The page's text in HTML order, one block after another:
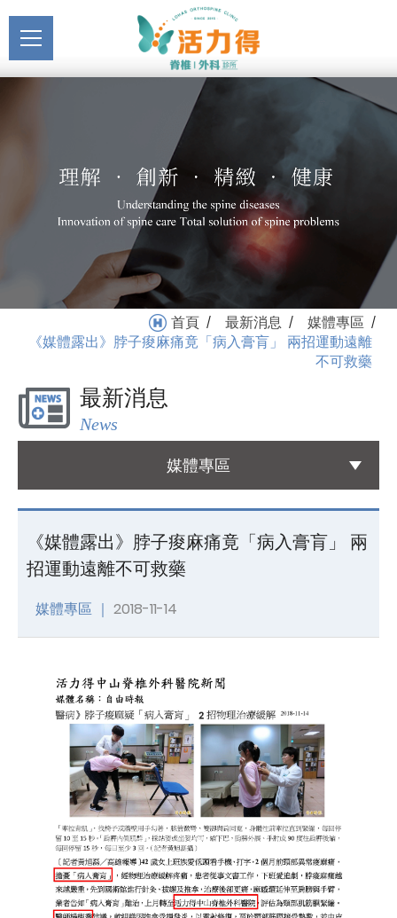
《媒體露出》脖子痠麻痛
竟「病入膏肓」 兩招運動
遠離不可救藥_媒體專區_
最新消息 | 活力得脊椎外科
主選單關於活力得
醫療服務
Medical Service
Registration
就醫指南
Medical Instruction
Health Education
國際醫療
友善連結
Links
聯絡我們
Contact
首頁 / 最新消息 / 媒體專區 /
《媒體露出》脖子痠麻痛竟「病入膏肓」 兩招運動遠離
不可救藥
最新消息
News
媒體專區
《媒體露出》脖子痠麻痛竟「病入膏肓」 兩
招運動遠離不可救藥
媒體專區 ｜ 2018-11-14